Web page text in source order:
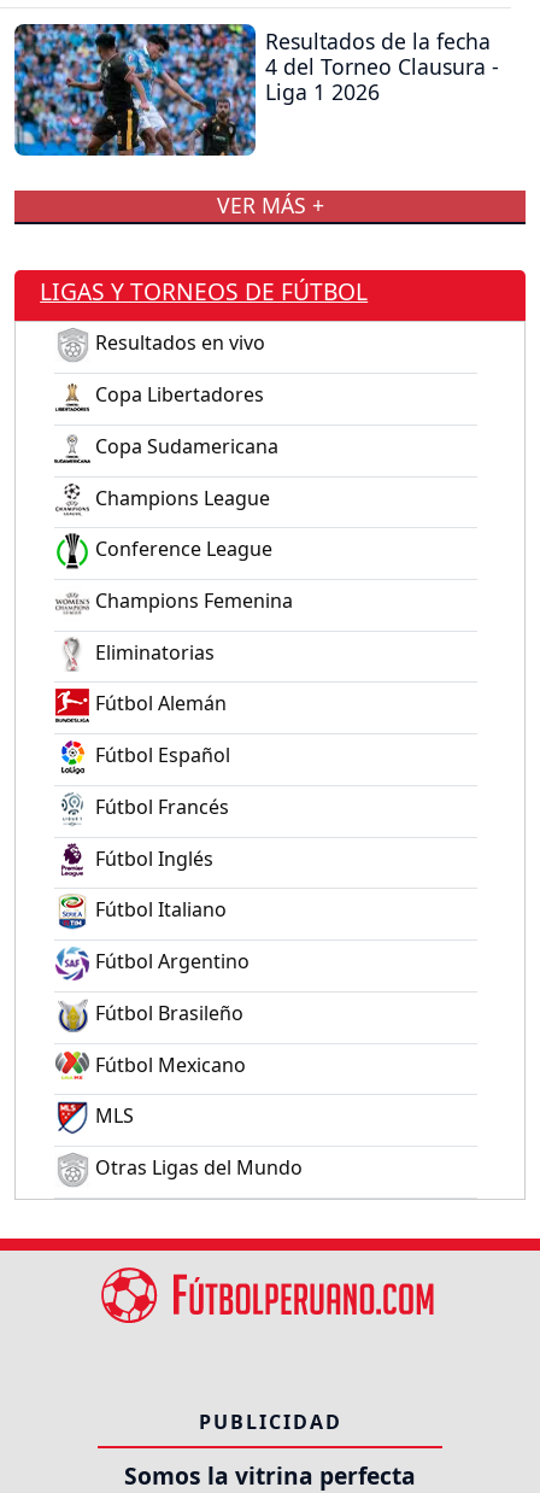
Resultados de la fecha
4 del Torneo Clausura -
Liga 1 2026
VER MÁS +
LIGAS Y TORNEOS DE FÚTBOL
Resultados en vivo
Copa Libertadores
Copa Sudamericana
Champions League
Conference League
Champions Femenina
Eliminatorias
Fútbol Alemán
Fútbol Español
Fútbol Francés
Fútbol Inglés
Fútbol Italiano
Fútbol Argentino
Fútbol Brasileño
Fútbol Mexicano
MLS
Otras Ligas del Mundo
PUBLICIDAD
Somos la vitrina perfecta